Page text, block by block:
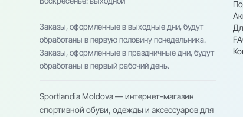
Заказы, оформленные в выходные дни, будут
обработаны в первую половину понедельника.
Заказы, оформленные в праздничные дни, будут
обработаны в первый рабочий день.
Sportlandia Moldova — интернет-магазин
спортивной обуви, одежды и аксессуаров для